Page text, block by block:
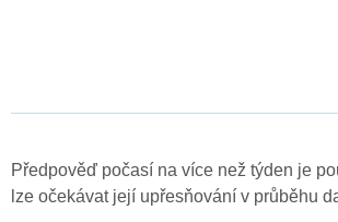
Předpověď počasí na více než týden je
lze očekávat její upřesňování v průběhu